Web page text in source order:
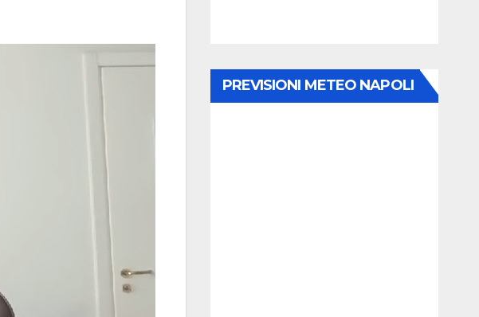
PREVISIONI METEO NAPOLI